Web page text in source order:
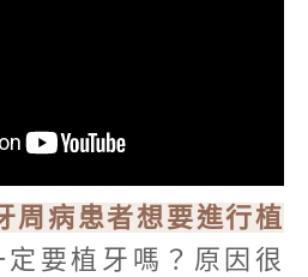
周病患者想要進行植
定要植牙嗎？原因很